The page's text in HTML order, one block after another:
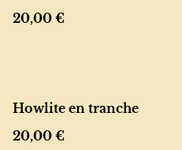
20,00 €
Howlite en tranche
20,00 €